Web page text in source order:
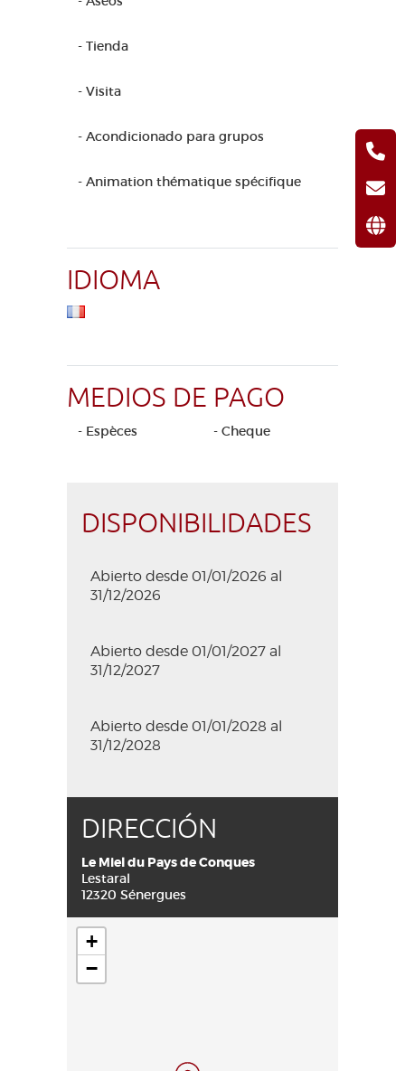
- Tienda
- Visita
- Acondicionado para grupos
- Animation thématique spécifique
IDIOMA
MEDIOS DE PAGO
- Espèces - Cheque
DISPONIBILIDADES
Abierto desde 01/01/2026 al
31/12/2026
Abierto desde 01/01/2027 al
31/12/2027
Abierto desde 01/01/2028 al
31/12/2028
DIRECCIÓN
Le Miel du Pays de Conques
Lestaral
12320 Sénergues
+
−